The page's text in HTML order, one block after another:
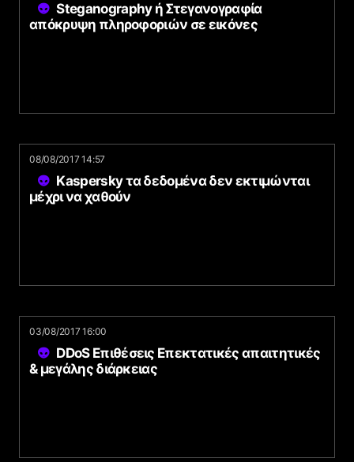
Steganography ή Στεγανογραφία
απόκρυψη πληροφοριών σε εικόνες
08/08/2017 14:57
Kaspersky τα δεδομένα δεν εκτιμώνται
μέχρι να χαθούν
03/08/2017 16:00
DDoS Επιθέσεις Επεκτατικές απαιτητικές
& μεγάλης διάρκειας